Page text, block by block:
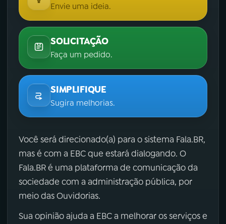
Envie uma ideia.
SOLICITAÇÃO
Faça um pedido.
SIMPLIFIQUE
Sugira melhorias.
Você será direcionado(a) para o sistema Fala.BR,
mas é com a EBC que estará dialogando. O
Fala.BR é uma plataforma de comunicação da
sociedade com a administração pública, por
meio das Ouvidorias.
Sua opinião ajuda a EBC a melhorar os serviços e